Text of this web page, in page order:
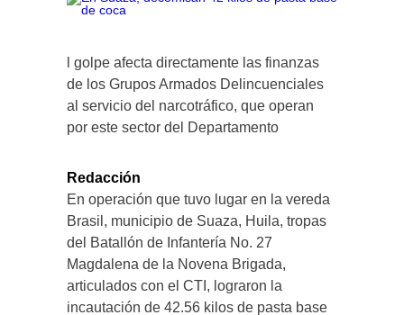
l golpe afecta directamente las finanzas
de los Grupos Armados Delincuenciales
al servicio del narcotráfico, que operan
por este sector del Departamento
Redacción
En operación que tuvo lugar en la vereda
Brasil, municipio de Suaza, Huila, tropas
del Batallón de Infantería No. 27
Magdalena de la Novena Brigada,
articulados con el CTI, lograron la
incautación de 42.56 kilos de pasta base